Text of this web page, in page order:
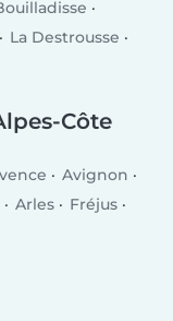
La Destrousse
Côte
Avignon
Arles
Fréjus